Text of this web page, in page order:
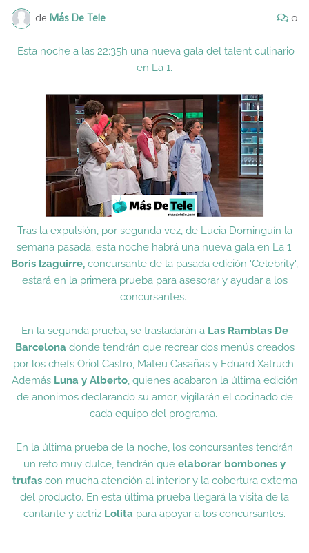
de Más De Tele 0
Esta noche a las 22:35h una nueva gala del talent culinario
en La 1.
Tras la expulsión, por segunda vez, de Lucia Dominguín la
semana pasada, esta noche habrá una nueva gala en La 1.
Boris Izaguirre, concursante de la pasada edición 'Celebrity',
estará en la primera prueba para asesorar y ayudar a los
concursantes.
En la segunda prueba, se trasladarán a Las Ramblas De
Barcelona donde tendrán que recrear dos menús creados
por los chefs Oriol Castro, Mateu Casañas y Eduard Xatruch.
Además Luna y Alberto, quienes acabaron la última edición
de anonimos declarando su amor, vigilarán el cocinado de
cada equipo del programa.
En la última prueba de la noche, los concursantes tendrán
un reto muy dulce, tendrán que elaborar bombones y
trufas con mucha atención al interior y la cobertura externa
del producto. En esta última prueba llegará la visita de la
cantante y actriz Lolita para apoyar a los concursantes.